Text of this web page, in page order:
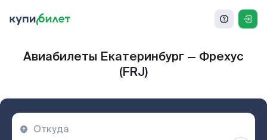
Авиабилеты Екатеринбург — Фрехус
(FRJ)